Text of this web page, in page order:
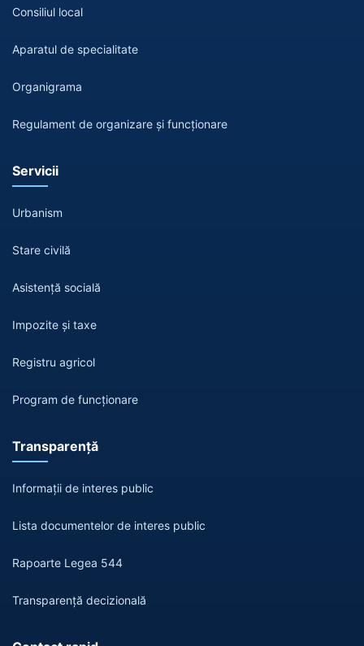
Consiliul local
Aparatul de specialitate
Organigrama
Regulament de organizare și funcționare
Servicii
Urbanism
Stare civilă
Asistență socială
Impozite și taxe
Registru agricol
Program de funcționare
Transparență
Informații de interes public
Lista documentelor de interes public
Rapoarte Legea 544
Transparență decizională